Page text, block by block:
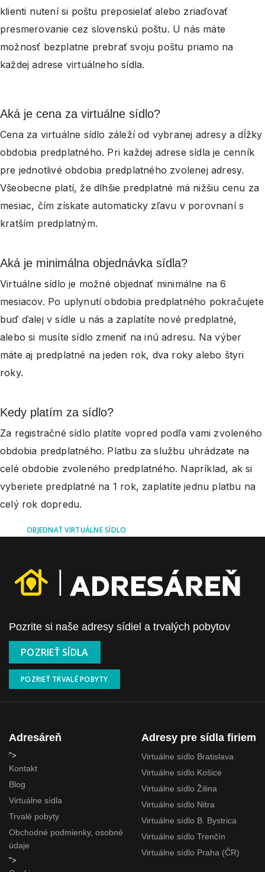
klienti nutení si poštu preposielať alebo zriaďovať
presmerovanie cez slovenskú poštu. U nás máte
možnosť bezplatne prebrať svoju poštu priamo na
každej adrese virtuálneho sídla.
Aká je cena za virtuálne sídlo?
Cena za virtuálne sídlo záleží od vybranej adresy a dĺžky
obdobia predplatného. Pri každej adrese sídla je cenník
pre jednotlivé obdobia predplatného zvolenej adresy.
Všeobecne platí, že dlhšie predplatné má nižšiu cenu za
mesiac, čím získate automaticky zľavu v porovnaní s
kratším predplatným.
Aká je minimálna objednávka sídla?
Virtuálne sídlo je možné objednať minimálne na 6
mesiacov. Po uplynutí obdobia predplatného pokračujete
buď ďalej v sídle u nás a zaplatíte nové predplatné,
alebo si musíte sídlo zmeniť na inú adresu. Na výber
máte aj predplatné na jeden rok, dva roky alebo štyri
roky.
Kedy platím za sídlo?
Za registračné sídlo platíte vopred podľa vami zvoleného
obdobia predplatného. Platbu za službu uhrádzate na
celé obdobie zvoleného predplatného. Napríklad, ak si
vyberiete predplatné na 1 rok, zaplatíte jednu platbu na
celý rok dopredu.
OBJEDNAŤ VIRTUÁLNE SÍDLO
Pozrite si naše adresy sídiel a trvalých pobytov
POZRIEŤ SÍDLA
POZRIEŤ TRVALÉ POBYTY
Adresáreň
">
Kontakt
Blog
Virtuálne sídla
Trvalé pobyty
Obchodné podmienky, osobné
údaje
">
Adresy pre sídla firiem
Virtuálne sídlo Bratislava
Virtuálne sídlo Košice
Virtuálne sídlo Žilina
Virtuálne sídlo Nitra
Virtuálne sídlo B. Bystrica
Virtuálne sídlo Trenčín
Virtuálne sídlo Praha (ČR)